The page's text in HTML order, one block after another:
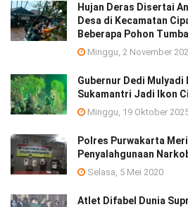
Hujan Deras Disertai
Desa di Kecamatan
Beberapa Pohon
Minggu, 2 November
Gubernur Dedi Mulyadi
Sukamantri Jadi Ikon
Minggu, 19 Oktober
Polres Purwakarta
Penyalahgunaan
Selasa, 5 Mei 2020
Atlet Difabel Dunia